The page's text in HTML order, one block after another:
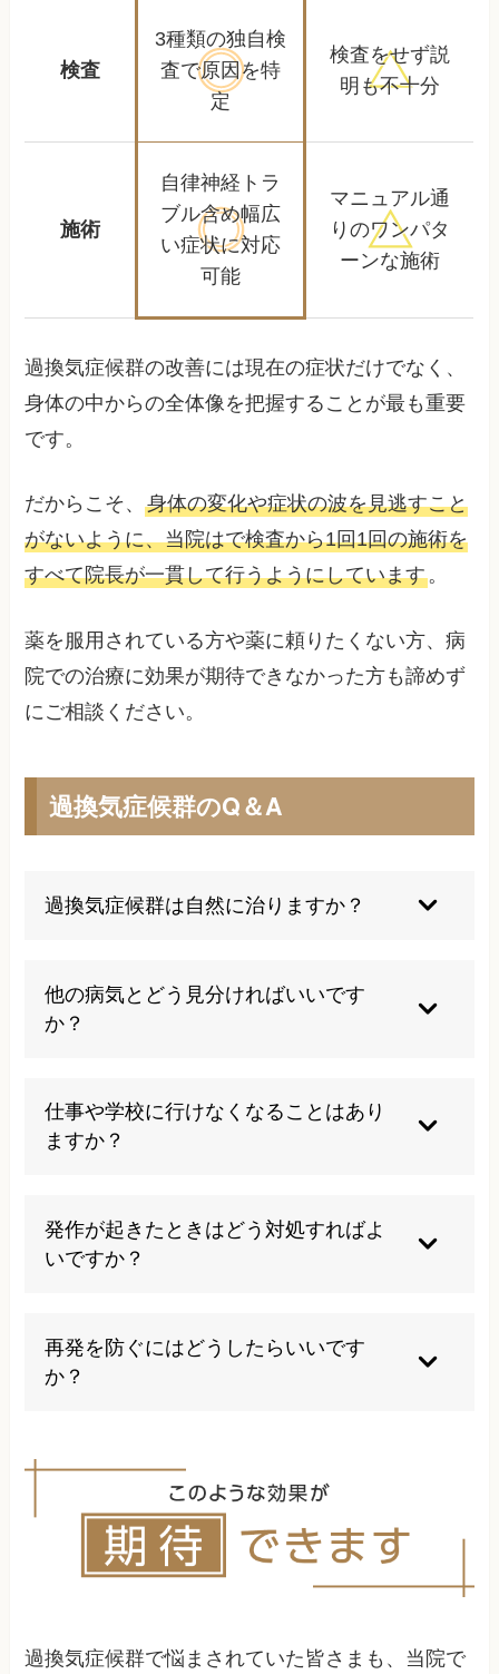
検査
3種類の独自検
査で原因を特
定
検査をせず説
明も不十分
施術
自律神経トラ
ブル含め幅広
い症状に対応
可能
マニュアル通
りのワンパタ
ーンな施術
過換気症候群の改善には現在の症状だけでなく、
身体の中からの全体像を把握することが最も重要
です。
だからこそ、身体の変化や症状の波を見逃すこと
がないように、当院はで検査から1回1回の施術を
すべて院長が一貫して行うようにしています。
薬を服用されている方や薬に頼りたくない方、病
院での治療に効果が期待できなかった方も諦めず
にご相談ください。
過換気症候群のQ＆A
過換気症候群は自然に治りますか？
で改善することもありますが、繰り返す場合は専
門的な治療が必要です。
他の病気とどう見分ければいいです
か？
せず医療機関で検査を受けることが大切です。
仕事や学校に行けなくなることはあり
ますか？
ありますが、適切な治療で改善が期待できます。
発作が起きたときはどう対処すればよ
いですか？
しょう。症状が治まらない場合は医療機関へ相談
してください。
再発を防ぐにはどうしたらいいです
か？
を心がけることが予防につながります。
過換気症候群で悩まされていた皆さまも、当院で